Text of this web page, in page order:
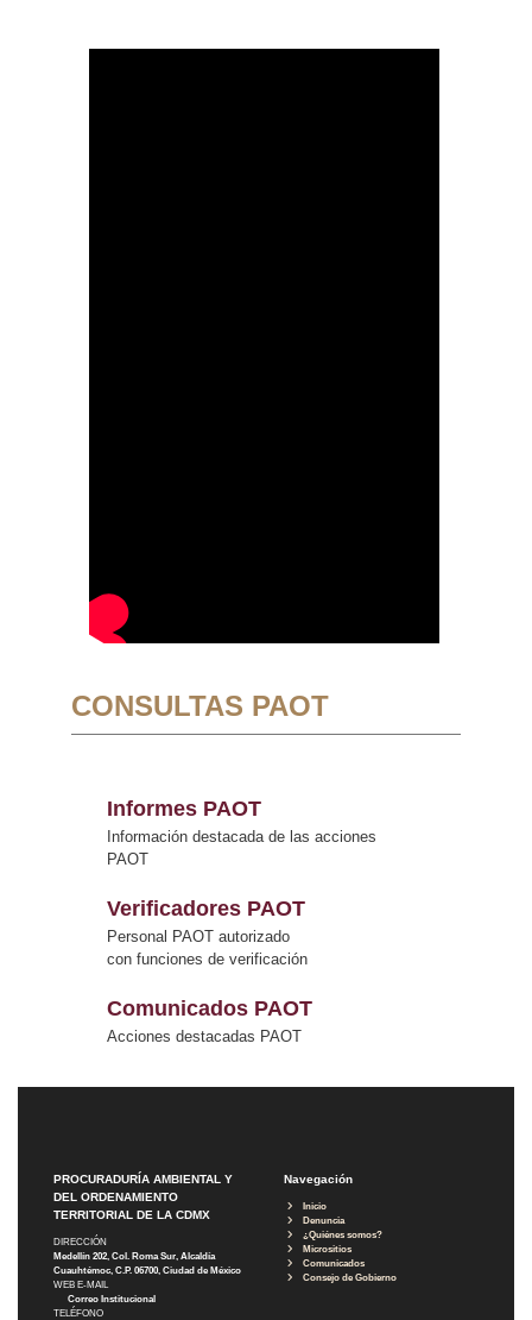
CONSULTAS PAOT
Informes PAOT
Información destacada de las acciones
PAOT
Verificadores PAOT
Personal PAOT autorizado
con funciones de verificación
Comunicados PAOT
Acciones destacadas PAOT
PROCURADURÍA AMBIENTAL Y
DEL ORDENAMIENTO
TERRITORIAL DE LA CDMX
DIRECCIÓN
Medellín 202, Col. Roma Sur, Alcaldía
Cuauhtémoc, C.P. 06700, Ciudad de México
WEB E-MAIL
Correo Institucional
TELÉFONO
Navegación
Inicio
Denuncia
¿Quiénes somos?
Micrositios
Comunicados
Consejo de Gobierno